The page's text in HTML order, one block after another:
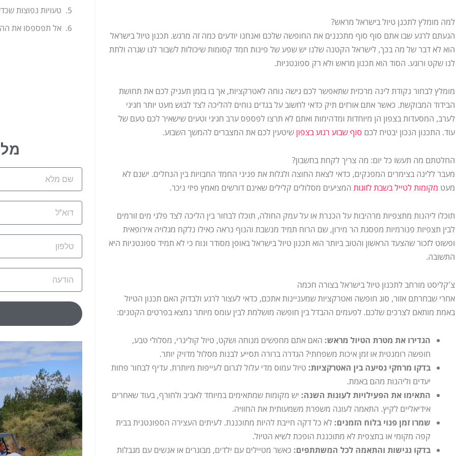
למה מומלץ לתכנן טיול בישראל מראש?
הגעתם לרגע שבו אתם סוף סוף מתכננים את החופשה שלכם ואנחנו יודעים כמה זה מרגש. תכנון טיול בישראל
הוא לא דבר של מה בכך, לישראל הקטנה שלנו יש שפע של פינות חמד קסומות שיכולות לשבור לנו שגרה ולתת
לנו שקט ורוגע. הסוד הוא תכנון מראש ולא רק ספונטניות.
מומלץ לבחור נקודת לינה מרכזית שתאפשר לכם גישה נוחה לאטרקציות, אך בו בזמן תעניק לכם את תחושת
הבידוד המבוקשת. כאשר אתם אורזים תיק כדאי לחשוב על בגדים נוחים להליכה לצד לבוש מעט יותר חגיגי
לערב, המסעדות בצפון הן מיוחדות ומדהימות ואתם לא תרצו לפספס ערב חגיגי וטעים שישאיר לכם טעם של
עוד. התכנון הנכון יבטיח לכם סוף שבוע רגוע בצפון שיטעין לכם את המצברים להמשך השבוע.
החלטתם מה תעשו כל יום: מה צריך לקחת בחשבון?
מעבר ללינה בצימרים המפנקים, כדאי לצאת החוצה ולגלות את פניני החמד החבויות בין הנחלים. ישנם לא
מעט מקומות לטייל בשבת לזוגות המציעים מסלולים קלילים שאינם דורשים מאמץ פיזי ניכר.
תוכלו ליהנות מתצפיות מרהיבות על הכנרת או על עמק החולה, תוכלו לבחור בין הליכה לצד פלגי מים זורמים
לבין תצפיות פנורמיות מפסגת הר מירון, שם הרוח תמיד מנשבת והנוף נראה כאילו נלקח מגלויה אירופאית
ופשוט לזכור שהצעד הראשון והטוב ביותר הוא תכנון טיול בישראל באופן מסודר ונוח כי לא תמיד ספונטניות היא
התשובה.
צ'קליסט מורחב לתכנון טיול בישראל בצורה חכמה
אחרי שבחרתם אזור, סוג חופשה ואטרקציות שמעניינות אתכם, כדאי לעצור לרגע ולבדוק האם תכנון הטיול
באמת מותאם לצרכים שלכם. לפעמים ההבדל בין חופשה מושלמת לבין עומס מיותר נמצא בפרטים הקטנים:
הגדירו את מטרת הטיול מראש: האם אתם מחפשים מנוחה ושקט, טיול קולינרי, מסלולי טבע,
חופשה רומנטית או זמן איכות משפחתי? הגדרה ברורה תסייע לבנות מסלול מדויק יותר.
בדקו מרחקי נסיעה בין האטרקציות: טיול עמוס מדי עלול לגרום לעייפות מיותרת. עדיף לבחור פחות
יעדים וליהנות מהם באמת.
התאימו את הפעילויות לעונות השנה: יש מקומות שמתאימים במיוחד לאביב ולחורף, בעוד שאחרים
אידיאליים לקיץ. התאמה לעונה משפרת משמעותית את החוויה.
שמרו זמן פנוי בלוח הזמנים: לא כל דקה חייבת להיות מתוכננת. לעיתים העצירה הספונטנית בבית
קפה מקומי או בתצפית לא מתוכננת הופכת לשיא הטיול.
בדקו נגישות והתאמה לכל המשתתפים: כאשר מטיילים עם ילדים, מבוגרים או אנשים עם מגבלות
מלא
טלפון